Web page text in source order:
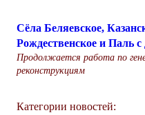
Сёла Беляевское,
Рождественское и Паль
Продолжается работа по
реконструкциям
Категории новостей: